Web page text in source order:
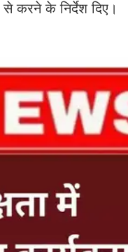
से करने के निर्देश दिए।